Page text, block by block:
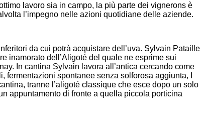
lavoro sia in campo, la più parte dei vignerons è
l’impegno nelle azioni quotidiane delle aziende.
da cui potrà acquistare dell’uva. Sylvain Pataille
inamorato dell’Aligoté del quale ne esprime sui
In cantina Sylvain lavora all’antica cercando come
spontanee senza solforosa aggiunta, I
tranne l’aligoté classique che esce dopo un solo
appuntamento di fronte a quella piccola porticina